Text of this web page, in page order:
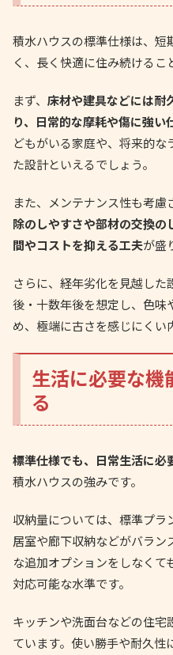
積水ハウスの標準仕様は、
く、長く快適に住み続けるこ
まず、 床材や建具などには耐
り、日常的な摩耗や傷に強い
どもがいる家庭や、将来的
た設計といえるでしょう。
また、メンテナンス性も考慮
除のしやすさや部材の交換の
間やコストを抑える工夫が盛
さらに、経年劣化を見越し
後・十数年後を想定し、色味
め、極端に古さを感じにくい
生活に必要な機
る
標準仕様でも、日常生活に必
積水ハウスの強みです。
収納量については、標準プラ
居室や廊下収納などがバラ
な追加オプションをしなく
対応可能な水準です。
キッチンや洗面台などの住
ています。使い勝手や耐久性